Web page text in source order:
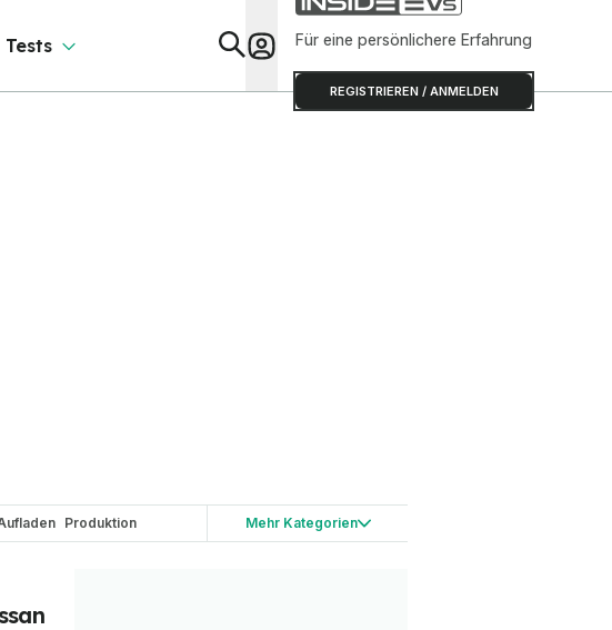
Tests Für eine persönlichere Erfahrung
REGISTRIEREN / ANMELDEN
Mehr Kategorien
Produktion